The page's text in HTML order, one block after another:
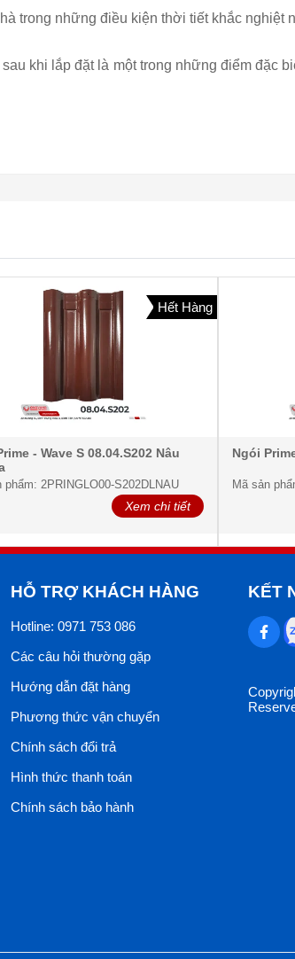
trong những điều kiện thời tiết khắc nghiệt
khi lắp đặt là một trong những điểm đặc
Hết Hàng
- Wave S 08.04.S202 Nâu
phẩm: 2PRINGLO00-S202DLNAU
Xem chi tiết
Ngói
Mã sản
HỖ TRỢ KHÁCH HÀNG
Hotline: 0971 753 086
Các câu hỏi thường gặp
Hướng dẫn đặt hàng
Phương thức vận chuyển
Chính sách đổi trả
Hình thức thanh toán
Chính sách bảo hành
KẾT